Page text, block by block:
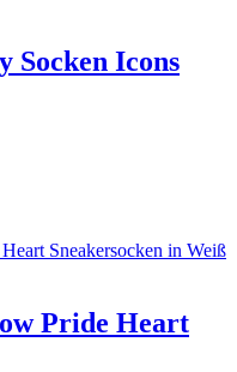
Socken Icons
Pride Heart